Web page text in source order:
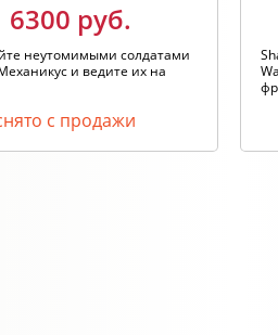
6300 руб.
неутомимыми солдатами
и ведите их на
с продажи